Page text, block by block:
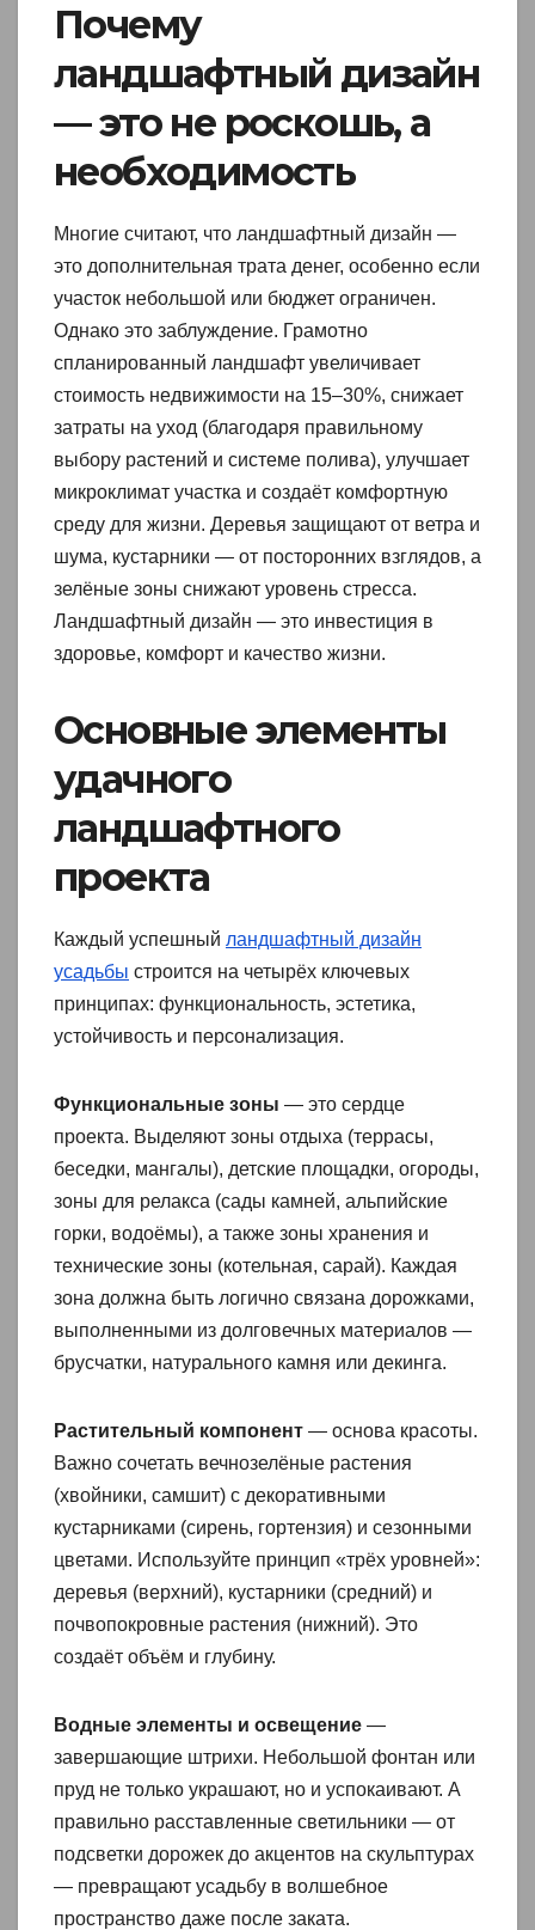
Почему
ландшафтный дизайн
— это не роскошь, а
необходимость
Многие считают, что ландшафтный дизайн —
это дополнительная трата денег, особенно если
участок небольшой или бюджет ограничен.
Однако это заблуждение. Грамотно
спланированный ландшафт увеличивает
стоимость недвижимости на 15–30%, снижает
затраты на уход (благодаря правильному
выбору растений и системе полива), улучшает
микроклимат участка и создаёт комфортную
среду для жизни. Деревья защищают от ветра и
шума, кустарники — от посторонних взглядов, а
зелёные зоны снижают уровень стресса.
Ландшафтный дизайн — это инвестиция в
здоровье, комфорт и качество жизни.
Основные элементы
удачного
ландшафтного
проекта
Каждый успешный ландшафтный дизайн
усадьбы строится на четырёх ключевых
принципах: функциональность, эстетика,
устойчивость и персонализация.
Функциональные зоны — это сердце
проекта. Выделяют зоны отдыха (террасы,
беседки, мангалы), детские площадки, огороды,
зоны для релакса (сады камней, альпийские
горки, водоёмы), а также зоны хранения и
технические зоны (котельная, сарай). Каждая
зона должна быть логично связана дорожками,
выполненными из долговечных материалов —
брусчатки, натурального камня или декинга.
Растительный компонент — основа красоты.
Важно сочетать вечнозелёные растения
(хвойники, самшит) с декоративными
кустарниками (сирень, гортензия) и сезонными
цветами. Используйте принцип «трёх уровней»:
деревья (верхний), кустарники (средний) и
почвопокровные растения (нижний). Это
создаёт объём и глубину.
Водные элементы и освещение —
завершающие штрихи. Небольшой фонтан или
пруд не только украшают, но и успокаивают. А
правильно расставленные светильники — от
подсветки дорожек до акцентов на скульптурах
— превращают усадьбу в волшебное
пространство даже после заката.